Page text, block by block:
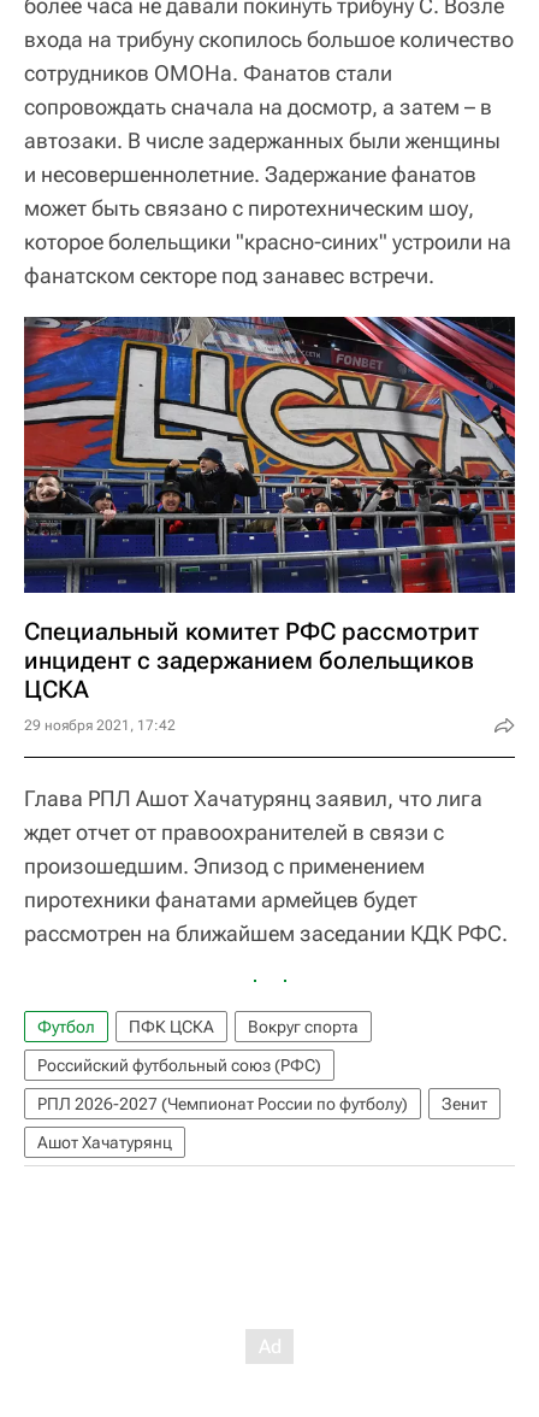
более часа не давали покинуть трибуну С. Возле
входа на трибуну скопилось большое количество
сотрудников ОМОНа. Фанатов стали
сопровождать сначала на досмотр, а затем – в
автозаки. В числе задержанных были женщины
и несовершеннолетние. Задержание фанатов
может быть связано с пиротехническим шоу,
которое болельщики "красно-синих" устроили на
фанатском секторе под занавес встречи.
Специальный комитет РФС рассмотрит
инцидент с задержанием болельщиков
ЦСКА
29 ноября 2021, 17:42
Глава РПЛ Ашот Хачатурянц заявил, что лига
ждет отчет от правоохранителей в связи с
произошедшим. Эпизод с применением
пиротехники фанатами армейцев будет
рассмотрен на ближайшем заседании КДК РФС.
Футбол ПФК ЦСКА
Вокруг спорта
Российский футбольный союз (РФС)
РПЛ 2026-2027 (Чемпионат России по футболу)
Зенит
Ашот Хачатурянц